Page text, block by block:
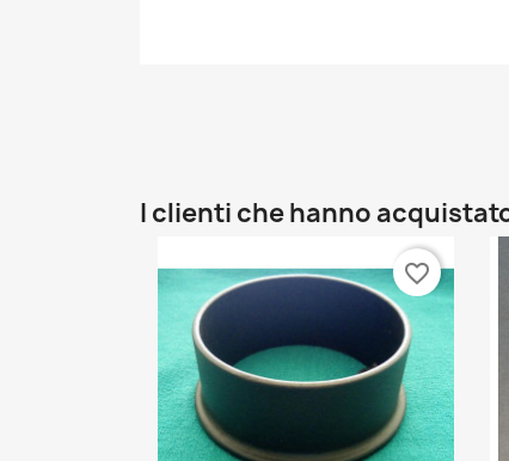
I clienti che hanno
favorite_border